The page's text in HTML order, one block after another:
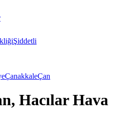
Şiddetli
ÇanakkaleÇan
Hacılar Hava